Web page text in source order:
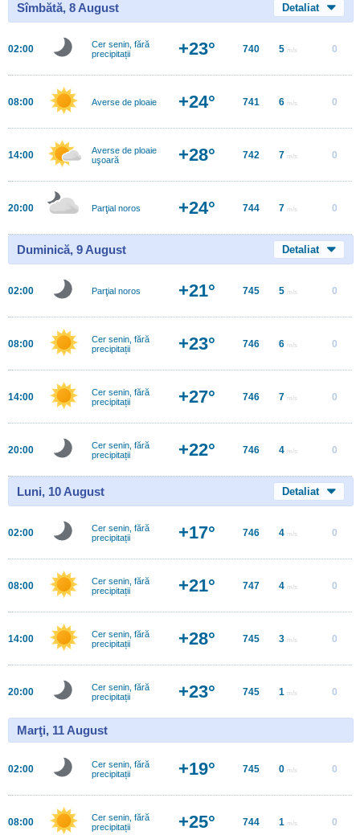
Sîmbătă, 8 August Detaliat
02:00
Cer senin, fără
precipitații
+23° 740 5 m/s 0
08:00 Averse de ploaie +24° 741 6 m/s 0
14:00
Averse de ploaie
uşoară
+28° 742 7 m/s 0
20:00 Parţial noros +24° 744 7 m/s 0
Duminică, 9 August Detaliat
02:00 Parţial noros +21° 745 5 m/s 0
08:00
Cer senin, fără
precipitații
+23° 746 6 m/s 0
14:00
Cer senin, fără
precipitații
+27° 746 7 m/s 0
20:00
Cer senin, fără
precipitații
+22° 746 4 m/s 0
Luni, 10 August Detaliat
02:00
Cer senin, fără
precipitații
+17° 746 4 m/s 0
08:00
Cer senin, fără
precipitații
+21° 747 4 m/s 0
14:00
Cer senin, fără
precipitații
+28° 745 3 m/s 0
20:00
Cer senin, fără
precipitații
+23° 745 1 m/s 0
Marţi, 11 August
02:00
Cer senin, fără
precipitații
+19° 745 0 m/s 0
08:00
Cer senin, fără
precipitații
+25° 744 1 m/s 0